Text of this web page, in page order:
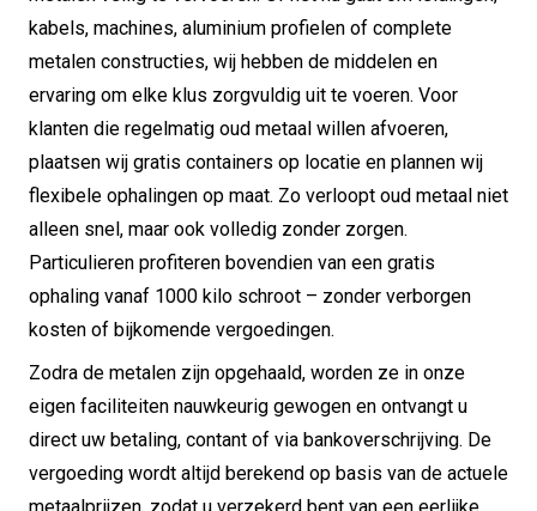
kabels, machines, aluminium profielen of complete
metalen constructies, wij hebben de middelen en
ervaring om elke klus zorgvuldig uit te voeren. Voor
klanten die regelmatig oud metaal willen afvoeren,
plaatsen wij gratis containers op locatie en plannen wij
flexibele ophalingen op maat. Zo verloopt oud metaal niet
alleen snel, maar ook volledig zonder zorgen.
Particulieren profiteren bovendien van een gratis
ophaling vanaf 1000 kilo schroot – zonder verborgen
kosten of bijkomende vergoedingen.
Zodra de metalen zijn opgehaald, worden ze in onze
eigen faciliteiten nauwkeurig gewogen en ontvangt u
direct uw betaling, contant of via bankoverschrijving. De
vergoeding wordt altijd berekend op basis van de actuele